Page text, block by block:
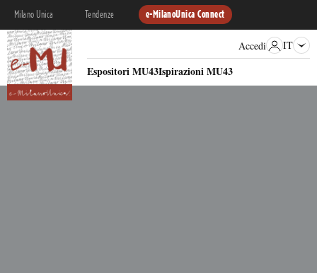
Milano Unica Tendenze e-MilanoUnica Connect
Espositori MU43Ispirazioni MU43
Accedi IT